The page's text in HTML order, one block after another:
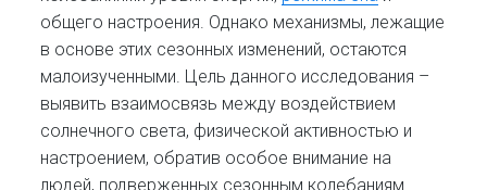
общего настроения. Однако механизмы, лежащие
в основе этих сезонных изменений, остаются
малоизученными. Цель данного исследования –
выявить взаимосвязь между воздействием
солнечного света, физической активностью и
настроением, обратив особое внимание на
людей, подверженных сезонным колебаниям